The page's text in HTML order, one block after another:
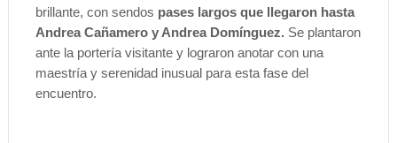
brillante, con sendos pases largos que llegaron hasta
Andrea Cañamero y Andrea Domínguez. Se plantaron
ante la portería visitante y lograron anotar con una
maestría y serenidad inusual para esta fase del
encuentro.